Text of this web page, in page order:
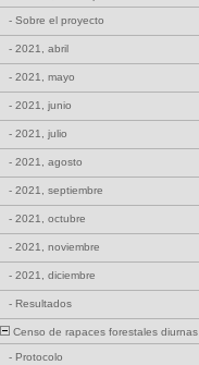
- Sobre el proyecto
- 2021, abril
- 2021, mayo
- 2021, junio
- 2021, julio
- 2021, agosto
- 2021, septiembre
- 2021, octubre
- 2021, noviembre
- 2021, diciembre
- Resultados
Censo de rapaces forestales diurnas
- Protocolo